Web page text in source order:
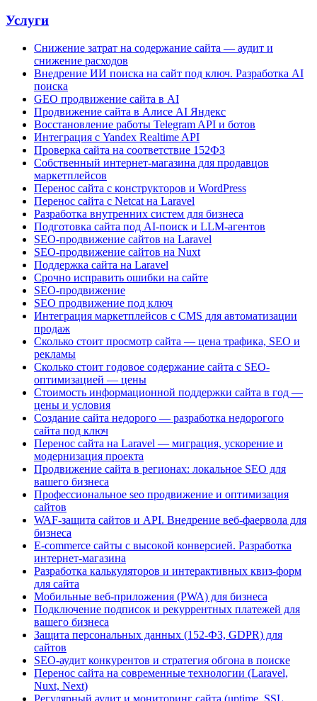
Услуги
Снижение затрат на содержание сайта — аудит и
снижение расходов
Внедрение ИИ поиска на сайт под ключ. Разработка AI
поиска
GEO продвижение сайта в AI
Продвижение сайта в Алисе AI Яндекс
Восстановление работы Telegram API и ботов
Интеграция с Yandex Realtime API
Проверка сайта на соответствие 152ФЗ
Собственный интернет-магазина для продавцов
маркетплейсов
Перенос сайта с конструкторов и WordPress
Перенос сайта с Netcat на Laravel
Разработка внутренних систем для бизнеса
Подготовка сайта под AI-поиск и LLM-агентов
SEO-продвижение сайтов на Laravel
SEO-продвижение сайтов на Nuxt
Поддержка сайта на Laravel
Срочно исправить ошибки на сайте
SEO-продвижение
SEO продвижение под ключ
Интеграция маркетплейсов с CMS для автоматизации
продаж
Сколько стоит просмотр сайта — цена трафика, SEO и
рекламы
Сколько стоит годовое содержание сайта с SEO-
оптимизацией — цены
Стоимость информационной поддержки сайта в год —
цены и условия
Создание сайта недорого — разработка недорогого
сайта под ключ
Перенос сайта на Laravel — миграция, ускорение и
модернизация проекта
Продвижение сайта в регионах: локальное SEO для
вашего бизнеса
Профессиональное seo продвижение и оптимизация
сайтов
WAF-защита сайтов и API. Внедрение веб-фаервола для
бизнеса
E-commerce сайты с высокой конверсией. Разработка
интернет-магазина
Разработка калькуляторов и интерактивных квиз-форм
для сайта
Мобильные веб-приложения (PWA) для бизнеса
Подключение подписок и рекуррентных платежей для
вашего бизнеса
Защита персональных данных (152-ФЗ, GDPR) для
сайтов
SEO-аудит конкурентов и стратегия обгона в поиске
Перенос сайта на современные технологии (Laravel,
Nuxt, Next)
Регулярный аудит и мониторинг сайта (uptime, SSL,